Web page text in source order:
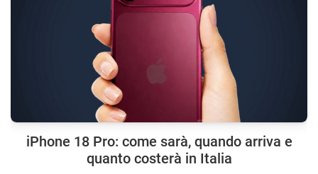
iPhone 18 Pro: come sarà, quando arriva e
quanto costerà in Italia